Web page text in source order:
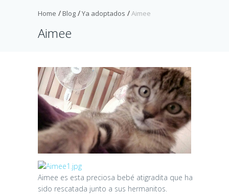
Home Blog Ya adoptados Aimee
Aimee
Aimee es esta preciosa bebé atigradita que ha
sido rescatada junto a sus hermanitos.